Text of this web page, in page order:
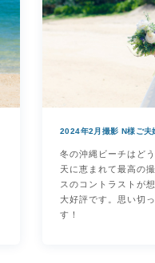
2024年2月撮影 N様ご夫
冬の沖縄ビーチはど
天に恵まれて最高の
スのコントラストが
大好評です。思い切
す！